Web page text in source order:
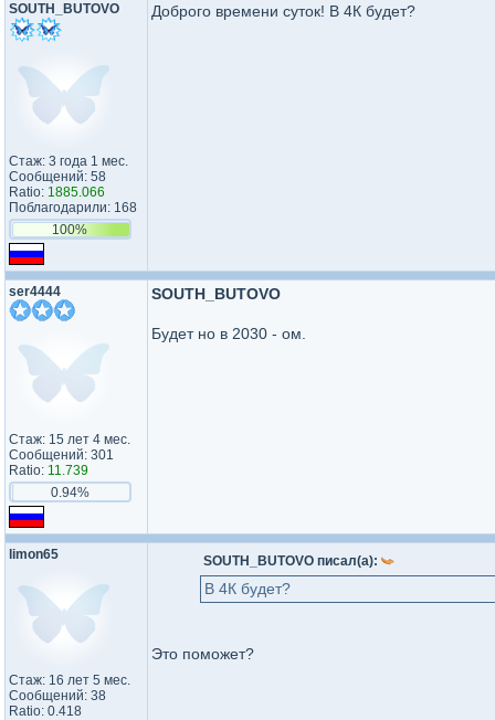
SOUTH_BUTOVO
Стаж: 3 года 1 мес.
Сообщений: 58
Ratio: 1885.066
Поблагодарили: 168
100%
Доброго времени суток! В 4К будет?
ser4444
Стаж: 15 лет 4 мес.
Сообщений: 301
Ratio: 11.739
0.94%
SOUTH_BUTOVO
Будет но в 2030 - ом.
limon65
Стаж: 16 лет 5 мес.
Сообщений: 38
Ratio: 0.418
SOUTH_BUTOVO писал(а):
В 4К будет?
Это поможет?